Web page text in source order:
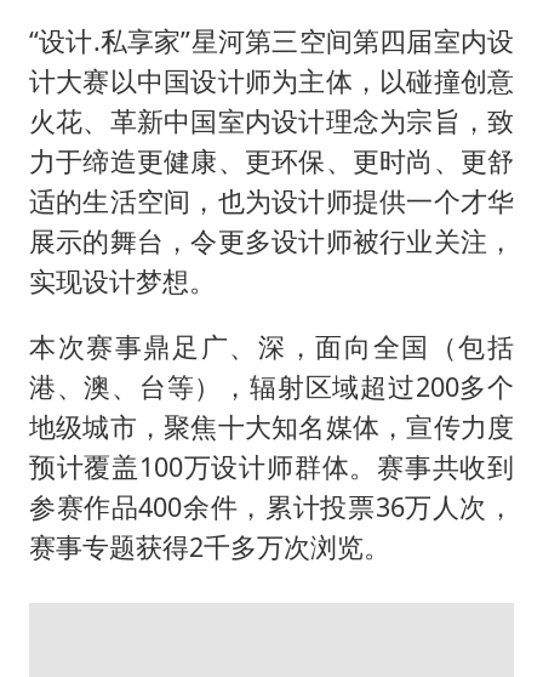
“设计.私享家”星河第三空间第四届室内设
计大赛以中国设计师为主体，以碰撞创意
火花、革新中国室内设计理念为宗旨，致
力于缔造更健康、更环保、更时尚、更舒
适的生活空间，也为设计师提供一个才华
展示的舞台，令更多设计师被行业关注，
实现设计梦想。
本次赛事鼎足广、深，面向全国（包括
港、澳、台等），辐射区域超过200多个
地级城市，聚焦十大知名媒体，宣传力度
预计覆盖100万设计师群体。赛事共收到
参赛作品400余件，累计投票36万人次，
赛事专题获得2千多万次浏览。